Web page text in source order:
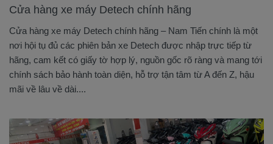
Cửa hàng xe máy Detech chính hãng
Cửa hàng xe máy Detech chính hãng – Nam Tiến chính là một
nơi hội tụ đủ các phiên bản xe Detech được nhập trực tiếp từ
hãng, cam kết có giấy tờ hợp lý, nguồn gốc rõ ràng và mang tới
chính sách bảo hành toàn diện, hỗ trợ tận tâm từ A đến Z, hậu
mãi về lâu về dài....